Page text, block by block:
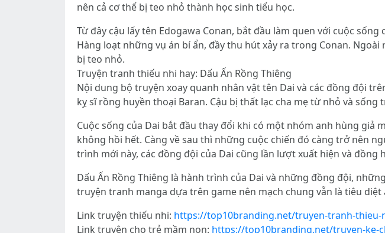
nên cả cơ thể bị teo nhỏ thành học sinh tiểu học.
Từ đây cậu lấy tên Edogawa Conan, bắt đầu làm quen với cuộc
Hàng loạt những vụ án bí ẩn, đầy thu hút xảy ra trong Conan.
bị teo nhỏ.
Truyện tranh thiếu nhi hay: Dấu Ấn Rồng Thiêng
Nội dung bộ truyện xoay quanh nhân vật tên Dai và các đồng đội
kỵ sĩ rồng huyền thoại Baran. Cậu bị thất lạc cha mẹ từ nhỏ và
Cuộc sống của Dai bắt đầu thay đổi khi có một nhóm anh hùng giả
không hồi hết. Càng về sau thì những cuộc chiến đó càng trở nên
trình mới này, các đồng đội của Dai cũng lần lượt xuất hiện và đồng
Dấu Ấn Rồng Thiêng là hành trình của Dai và những đồng đội,
truyện tranh manga dựa trên game nên mạch chung vẫn là tiêu diệt
Link truyện thiếu nhi: https://top10branding.net/truyen-tranh-thieu-
Link truyện cho trẻ mầm non: https://top10branding.net/truyen-ke-